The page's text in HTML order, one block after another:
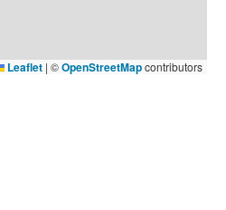
Leaflet | ©OpenStreetMapcontributors